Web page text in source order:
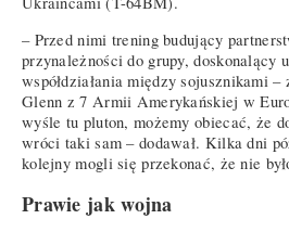
– Przed nimi trening budujący
przynależności do grupy, doskonalący
współdziałania między sojusznikami
Glenn z 7 Armii Amerykańskiej w
wyśle tu pluton, możemy obiecać, że
wróci taki sam – dodawał. Kilka dni
kolejny mogli się przekonać, że nie
Prawie jak wojna